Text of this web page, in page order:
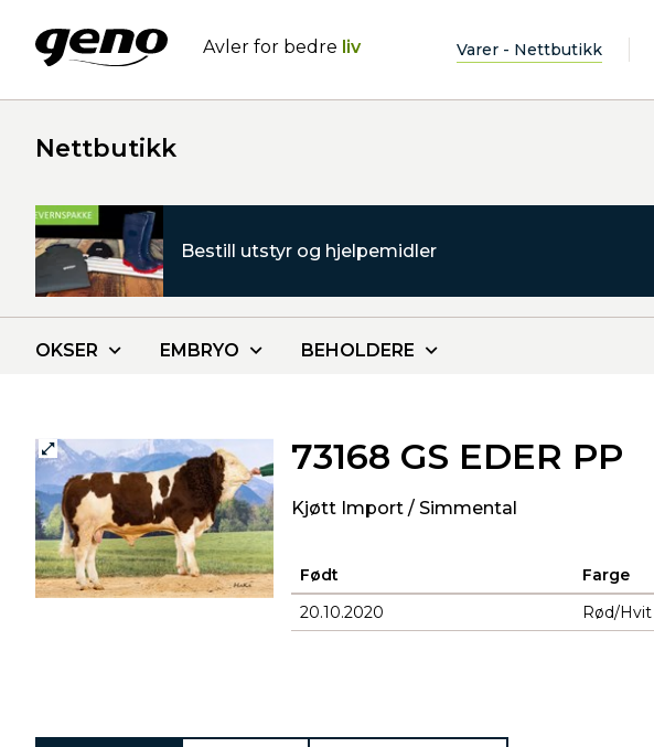
Avler for bedre liv Varer - Nettbutikk
Nettbutikk
Bestill utstyr og hjelpemidler
OKSER EMBRYO BEHOLDERE
73168 GS EDER PP
Kjøtt Import / Simmental
Født Farge
20.10.2020
Rød/Hvit